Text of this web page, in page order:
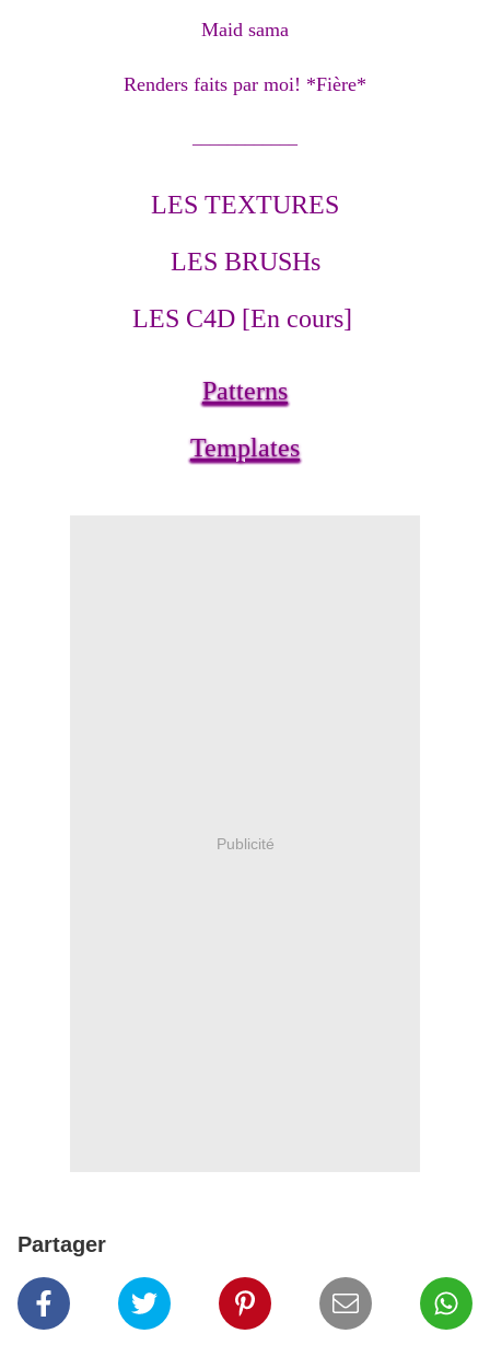
Maid sama
Renders faits par moi! *Fière*
LES TEXTURES
LES BRUSHs
LES C4D [En cours]
Patterns
Templates
Publicité
Partager